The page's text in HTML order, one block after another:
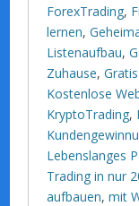
ForexTrading,
lernen,
Listenaufbau,
Zuhause,
Kostenlose
KryptoTrading,
Lebenslanges
Trading in nur
aufbauen,mit